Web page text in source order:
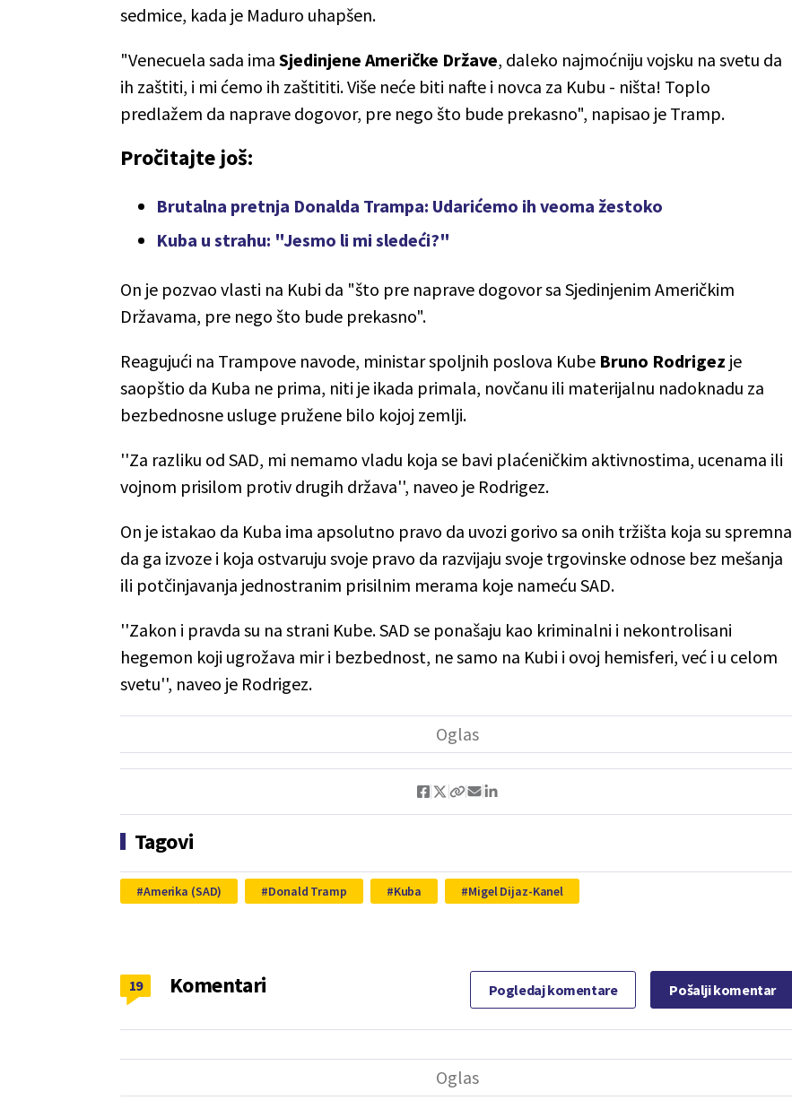
sedmice, kada je Maduro uhapšen.
"Venecuela sada ima Sjedinjene Američke Države, daleko najmoćniju vojsku na svetu da
ih zaštiti, i mi ćemo ih zaštititi. Više neće biti nafte i novca za Kubu - ništa! Toplo
predlažem da naprave dogovor, pre nego što bude prekasno", napisao je Tramp.
Pročitajte još:
Brutalna pretnja Donalda Trampa: Udarićemo ih veoma žestoko
Kuba u strahu: "Jesmo li mi sledeći?"
On je pozvao vlasti na Kubi da "što pre naprave dogovor sa Sjedinjenim Američkim
Državama, pre nego što bude prekasno".
Reagujući na Trampove navode, ministar spoljnih poslova Kube Bruno Rodrigez je
saopštio da Kuba ne prima, niti je ikada primala, novčanu ili materijalnu nadoknadu za
bezbednosne usluge pružene bilo kojoj zemlji.
''Za razliku od SAD, mi nemamo vladu koja se bavi plaćeničkim aktivnostima, ucenama ili
vojnom prisilom protiv drugih država'', naveo je Rodrigez.
On je istakao da Kuba ima apsolutno pravo da uvozi gorivo sa onih tržišta koja su spremna
da ga izvoze i koja ostvaruju svoje pravo da razvijaju svoje trgovinske odnose bez mešanja
ili potčinjavanja jednostranim prisilnim merama koje nameću SAD.
''Zakon i pravda su na strani Kube. SAD se ponašaju kao kriminalni i nekontrolisani
hegemon koji ugrožava mir i bezbednost, ne samo na Kubi i ovoj hemisferi, već i u celom
svetu'', naveo je Rodrigez.
Tagovi
Amerika (SAD) Donald Tramp Kuba Migel Dijaz-Kanel
Komentari
19 Pogledaj komentare Pošalji komentar